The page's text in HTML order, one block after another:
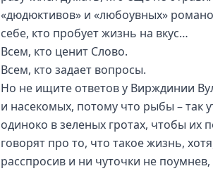
«дюдюктивов» и «любоувных»
себе, кто пробует жизнь на вкус…
Всем, кто ценит Слово.
Всем, кто задает вопросы.
Но не ищите ответов у Вирждинии
и насекомых, потому что рыбы – так
одиноко в зеленых гротах, чтобы их
говорят про то, что такое жизнь,
расспросив и ни чуточки не